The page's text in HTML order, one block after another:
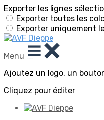
Exporter les lignes
Exporter toutes les
Exporter uniquement
Menu
Ajoutez un logo, un
Cliquez pour éditer